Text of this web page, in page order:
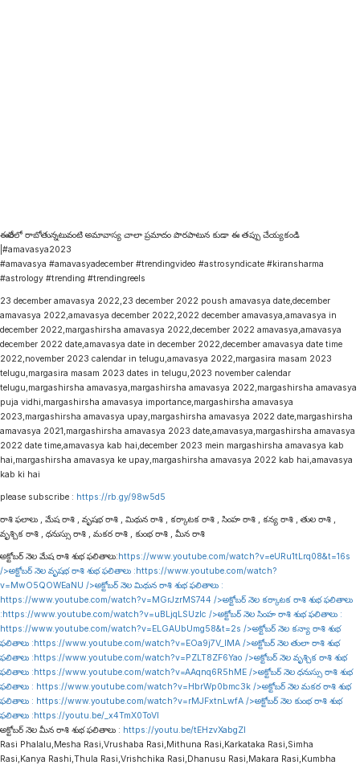
ఈనేలలో రాబోతున్నటువంటి అమావాస్య చాలా ప్రమాదం పొరపాటున కుడా ఈ తప్పు చేయ్యకండి
|#amavasya2023
#amavasya #amavasyadecember #trendingvideo #astrosyndicate #kiransharma
#astrology #trending #trendingreels
23 december amavasya 2022,23 december 2022 poush amavasya date,december
amavasya 2022,amavasya december 2022,2022 december amavasya,amavasya in
december 2022,margashirsha amavasya 2022,december 2022 amavasya,amavasya
december 2022 date,amavasya date in december 2022,december amavasya date time
2022,november 2023 calendar in telugu,amavasya 2022,margasira masam 2023
telugu,margasira masam 2023 dates in telugu,2023 november calendar
telugu,margashirsha amavasya,margashirsha amavasya 2022,margashirsha amavasya
puja vidhi,margashirsha amavasya importance,margashirsha amavasya
2023,margashirsha amavasya upay,margashirsha amavasya 2022 date,margashirsha
amavasya 2021,margashirsha amavasya 2023 date,amavasya,margashirsha amavasya
2022 date time,amavasya kab hai,december 2023 mein margashirsha amavasya kab
hai,margashirsha amavasya ke upay,margashirsha amavasya 2022 kab hai,amavasya
kab ki hai
please subscribe : https://rb.gy/98w5d5
రాశి ఫలాలు , మేష రాశి , వృషభ రాశి , మిథున రాశి , కర్కాటక రాశి , సింహ రాశి , కన్య రాశి , తుల రాశి ,
వృశ్చిక రాశి , ధనుస్సు రాశి , మకర రాశి , కుంభ రాశి , మీన రాశి
అక్టోబర్ నెల మేష రాశి శుభ ఫలితాలు:https://www.youtube.com/watch?v=eURu1tLrq08&t=16s
/>అక్టోబర్ నెల వృషభ రాశి శుభ ఫలితాలు :https://www.youtube.com/watch?
v=MwO5QOWEaNU />అక్టోబర్ నెల మిథున రాశి శుభ ఫలితాలు :
https://www.youtube.com/watch?v=MGrJzrMS744 />అక్టోబర్ నెల కర్కాటక రాశి శుభ ఫలితాలు
:https://www.youtube.com/watch?v=uBLjqLSUzIc />అక్టోబర్ నెల సింహ రాశి శుభ ఫలితాలు :
https://www.youtube.com/watch?v=ELGAUbUmg58&t=2s />అక్టోబర్ నెల కన్యా రాశి శుభ
ఫలితాలు :https://www.youtube.com/watch?v=EOa9j7V_lMA />అక్టోబర్ నెల తులా రాశి శుభ
ఫలితాలు :https://www.youtube.com/watch?v=PZLT8ZF6Yao />అక్టోబర్ నెల వృశ్చిక రాశి శుభ
ఫలితాలు :https://www.youtube.com/watch?v=AAqnq6R5hME />అక్టోబర్ నెల ధనుస్సు రాశి శుభ
ఫలితాలు : https://www.youtube.com/watch?v=HbrWp0bmc3k />అక్టోబర్ నెల మకర రాశి శుభ
ఫలితాలు : https://www.youtube.com/watch?v=rMJFxtnLwfA />అక్టోబర్ నెల కుంభ రాశి శుభ
ఫలితాలు :https://youtu.be/_x4TmX0ToVI
అక్టోబర్ నెల మీన రాశి శుభ ఫలితాలు : https://youtu.be/tEHzvXabgZI
Rasi Phalalu,Mesha Rasi,Vrushaba Rasi,Mithuna Rasi,Karkataka Rasi,Simha
Rasi,Kanya Rashi,Thula Rasi,Vrishchika Rasi,Dhanusu Rasi,Makara Rasi,Kumbha